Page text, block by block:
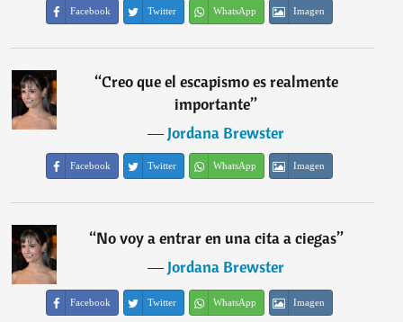
Facebook Twitter WhatsApp Imagen
“Creo que el escapismo es realmente
importante”
―Jordana Brewster
Facebook Twitter WhatsApp Imagen
“No voy a entrar en una cita a ciegas”
―Jordana Brewster
Facebook Twitter WhatsApp Imagen